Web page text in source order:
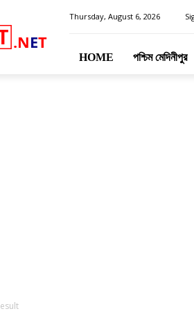
.NET
Thursday, August 6, 2026
HOME পশ্চিম মেদিনীপুর